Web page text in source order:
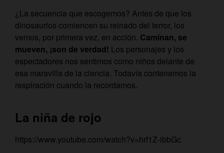
¿La secuencia que escogemos? Antes de que los
dinosaurios comiencen su reinado del terror, los
vemos, por primera vez, en acción. Caminan, se
mueven, ¡son de verdad! Los personajes y los
espectadores nos sentimos como niños delante de
esa maravilla de la ciencia. Todavía contenemos la
respiración cuando la recordamos.
La niña de rojo
https://www.youtube.com/watch?v=hrf1Z-ibbGc